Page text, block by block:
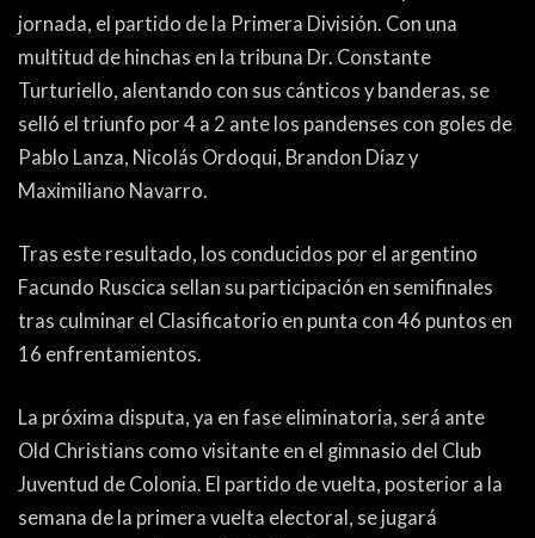
jornada, el partido de la Primera División. Con una
multitud de hinchas en la tribuna Dr. Constante
Turturiello, alentando con sus cánticos y banderas, se
selló el triunfo por 4 a 2 ante los pandenses con goles de
Pablo Lanza, Nicolás Ordoqui, Brandon Díaz y
Maximiliano Navarro.
Tras este resultado, los conducidos por el argentino
Facundo Ruscica sellan su participación en semifinales
tras culminar el Clasificatorio en punta con 46 puntos en
16 enfrentamientos.
La próxima disputa, ya en fase eliminatoria, será ante
Old Christians como visitante en el gimnasio del Club
Juventud de Colonia. El partido de vuelta, posterior a la
semana de la primera vuelta electoral, se jugará